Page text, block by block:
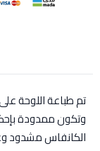
تم طباعة اللوحة
وتكون ممدودة
الكانفاس مشدود